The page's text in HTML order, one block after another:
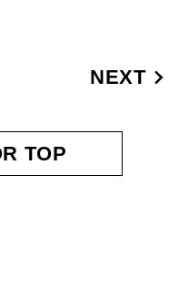
TOP
NEXT